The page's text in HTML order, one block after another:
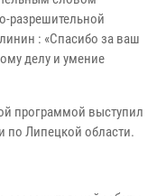
разрешительной
: «Спасибо за ваш
делу и умение
программой выступил
по Липецкой области.